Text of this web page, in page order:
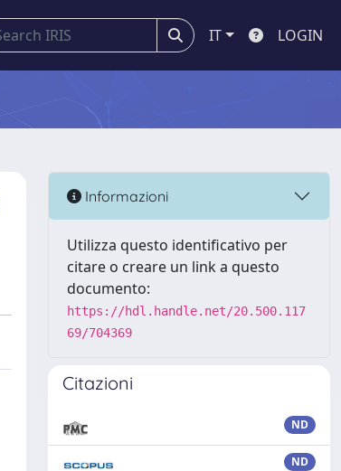
IT LOGIN
Informazioni
Utilizza questo identificativo per
citare o creare un link a questo
documento:
https://hdl.handle.net/20.500.117
69/704369
Citazioni
ND
ND